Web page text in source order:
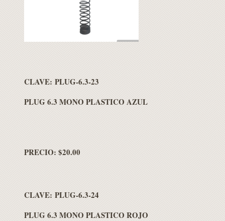
CLAVE: PLUG-6.3-23
PLUG 6.3 MONO PLASTICO AZUL
PRECIO: $20.00
CLAVE: PLUG-6.3-24
PLUG 6.3 MONO PLASTICO ROJO